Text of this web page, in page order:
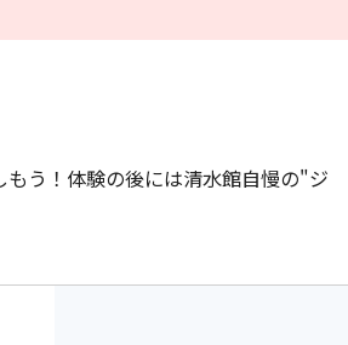
う！体験の後には清水館自慢の"ジ